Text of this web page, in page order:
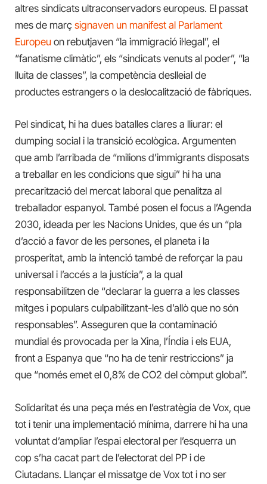
altres sindicats ultraconservadors europeus. El passat
mes de març signaven un manifest al Parlament
Europeu on rebutjaven “la immigració il·legal”, el
“fanatisme climàtic”, els “sindicats venuts al poder”, “la
lluita de classes”, la competència deslleial de
productes estrangers o la deslocalització de fàbriques.
Pel sindicat, hi ha dues batalles clares a lliurar: el
dumping social i la transició ecològica. Argumenten
que amb l’arribada de “milions d’immigrants disposats
a treballar en les condicions que sigui” hi ha una
precarització del mercat laboral que penalitza al
treballador espanyol. També posen el focus a l’Agenda
2030, ideada per les Nacions Unides, que és un “pla
d’acció a favor de les persones, el planeta i la
prosperitat, amb la intenció també de reforçar la pau
universal i l’accés a la justícia”, a la qual
responsabilitzen de “declarar la guerra a les classes
mitges i populars culpabilitzant-les d’allò que no són
responsables”. Asseguren que la contaminació
mundial és provocada per la Xina, l’Índia i els EUA,
front a Espanya que “no ha de tenir restriccions” ja
que “només emet el 0,8% de CO2 del còmput global”.
Solidaritat és una peça més en l’estratègia de Vox, que
tot i tenir una implementació mínima, darrere hi ha una
voluntat d’ampliar l’espai electoral per l’esquerra un
cop s’ha cacat part de l’electorat del PP i de
Ciutadans. Llançar el missatge de Vox tot i no ser